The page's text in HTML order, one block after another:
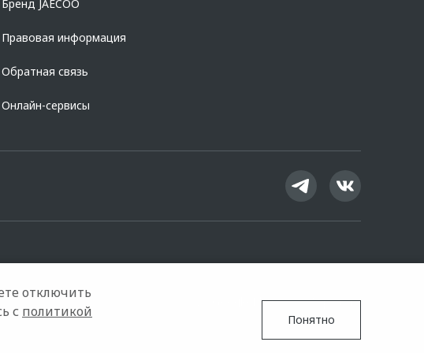
Бренд JAECOO
Правовая информация
Обратная связь
Онлайн-сервисы
Google Play App Store
отключить
с политикой
Понятно